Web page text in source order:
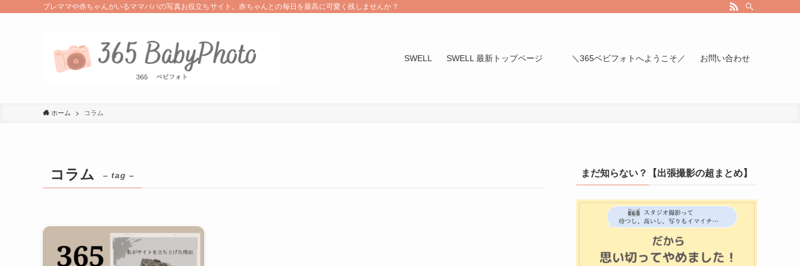
プレママや赤ちゃんがいるママパパの写真お役立ちサイト。赤ちゃんとの毎日を最高に可愛く残しませんか？
SWELL SWELL 最新トップページ ＼365ベビフォトへようこそ／ お問い合わせ
ホーム コラム
コラム – tag – まだ知らない？【出張撮影の超まとめ】